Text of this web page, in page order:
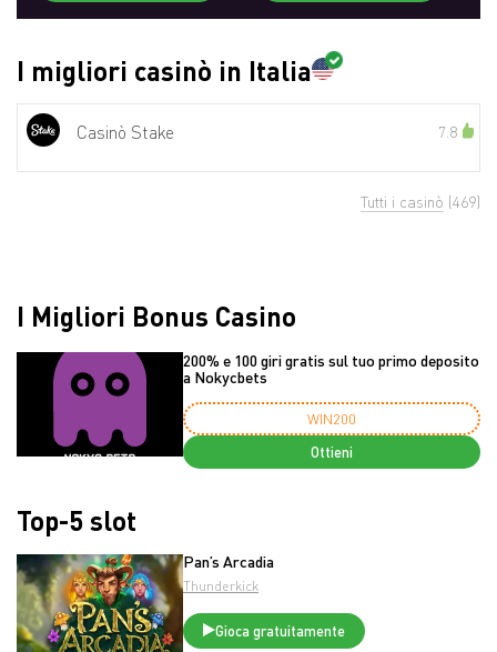
I migliori casinò in Italia
Casinò Stake 7.8
Tutti i casinò (469)
I Migliori Bonus Casino
200% e 100 giri gratis sul tuo primo deposito
a Nokycbets
WIN200
Ottieni
Top-5 slot
Pan’s Arcadia
Thunderkick
Gioca gratuitamente